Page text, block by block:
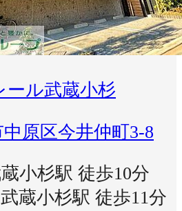
ール武蔵小杉
原区今井仲町3-8
小杉駅 徒歩10分
蔵小杉駅 徒歩11分